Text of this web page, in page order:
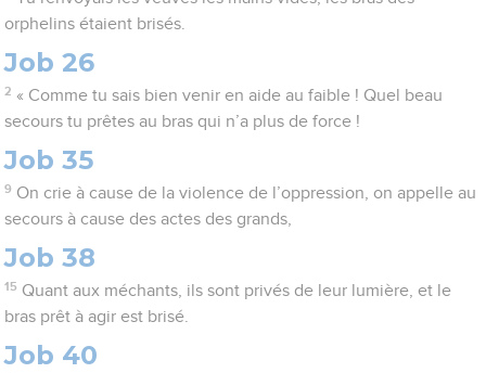
orphelins étaient brisés.
Job 26
2 « Comme tu sais bien venir en aide au faible ! Quel beau
secours tu prêtes au bras qui n’a plus de force !
Job 35
9 On crie à cause de la violence de l’oppression, on appelle au
secours à cause des actes des grands,
Job 38
15 Quant aux méchants, ils sont privés de leur lumière, et le
bras prêt à agir est brisé.
Job 40